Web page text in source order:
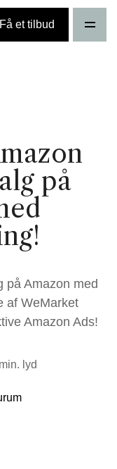
Få et tilbud
på
på Amazon med
af WeMarket
Amazon Ads!
lyd